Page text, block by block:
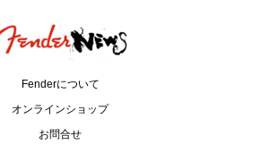
Fenderについて
オンラインショップ
お問合せ